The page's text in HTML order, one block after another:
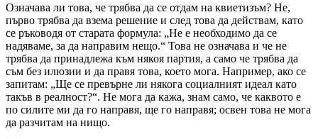
Означава ли това, че трябва да се отдам на квиетизъм? Не,
първо трябва да взема решение и след това да действам, като
се ръководя от старата формула: „Не е необходимо да се
надяваме, за да направим нещо.“ Това не означава и че не
трябва да принадлежа към някоя партия, а само че трябва да
съм без илюзии и да правя това, което мога. Например, ако се
запитам: „Ще се превърне ли някога социалният идеал като
такъв в реалност?“. Не мога да кажа, знам само, че каквото е
по силите ми да го направя, ще го направя; освен това не мога
да разчитам на нищо.